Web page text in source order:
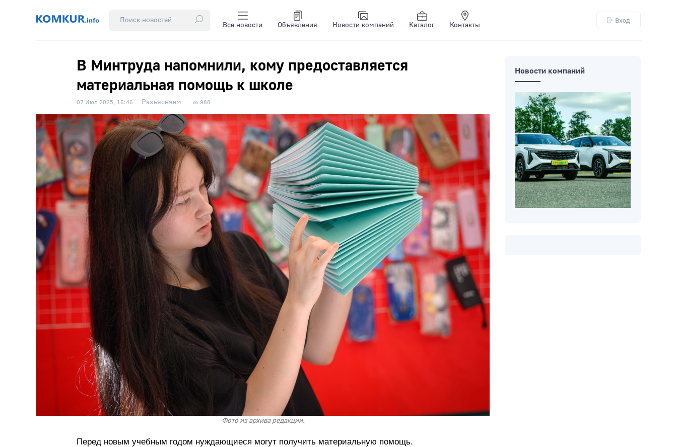
Все новости Объявления Новости компаний Каталог Контакты
Вход
В Минтруда напомнили, кому предоставляется
материальная помощь к школе
07 Июл 2025, 16:46 Разъясняем 988
Фото из архива редакции.
Перед новым учебным годом нуждающиеся могут получить материальную помощь.
Новости компаний